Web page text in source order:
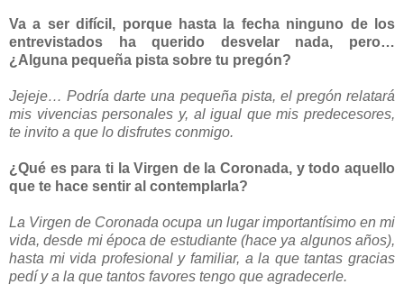
Va a ser difícil, porque hasta la fecha ninguno de los
entrevistados ha querido desvelar nada, pero…
¿Alguna pequeña pista sobre tu pregón?
Jejeje… Podría darte una pequeña pista, el pregón relatará
mis vivencias personales y, al igual que mis predecesores,
te invito a que lo disfrutes conmigo.
¿Qué es para ti la Virgen de la Coronada, y todo aquello
que te hace sentir al contemplarla?
La Virgen de Coronada ocupa un lugar importantísimo en mi
vida, desde mi época de estudiante (hace ya algunos años),
hasta mi vida profesional y familiar, a la que tantas gracias
pedí y a la que tantos favores tengo que agradecerle.